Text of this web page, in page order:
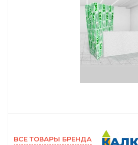
ВСЕ ТОВАРЫ БРЕНДА